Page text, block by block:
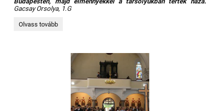
Gacsay Orsolya, 1.G
1.G
Olvass tovább